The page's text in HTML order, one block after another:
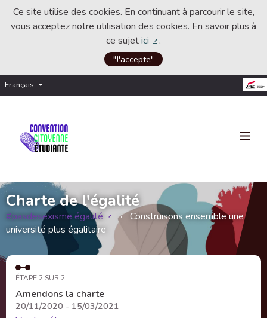
Ce site utilise des cookies. En continuant à parcourir le site,
vous acceptez notre utilisation des cookies. En savoir plus à
ce sujetici
(Lien externe)
.
"J'accepte"
Français Choisir la langue
Charte de l'égalité
#pasdesexisme égalité
(Lien externe)
Construisons ensemble une
université plus égalitaire
ÉTAPE 2 SUR 2
Amendons la charte
20/11/2020 - 15/03/2021